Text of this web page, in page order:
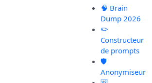
🧠 Brain
Dump 2026
✏️
Constructeur
de prompts
🛡️
Anonymiseur